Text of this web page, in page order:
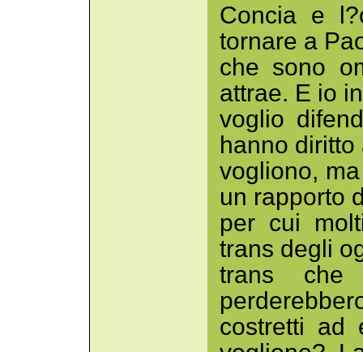
Concia e
tornare a
che sono
attrae. E io
voglio
hanno
vogliono,
un rapporto
per cui
trans degli
trans che
costretti ad